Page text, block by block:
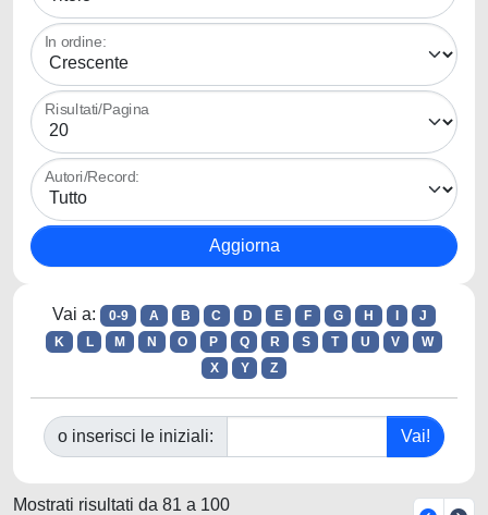
In ordine:
Risultati/Pagina
Autori/Record:
Vai a: 0-9 A B C D E F G H
J
K
L M N O P Q R S T U V
W
X
Y Z
o inserisci le iniziali:
Mostrati risultati da 81 a 100